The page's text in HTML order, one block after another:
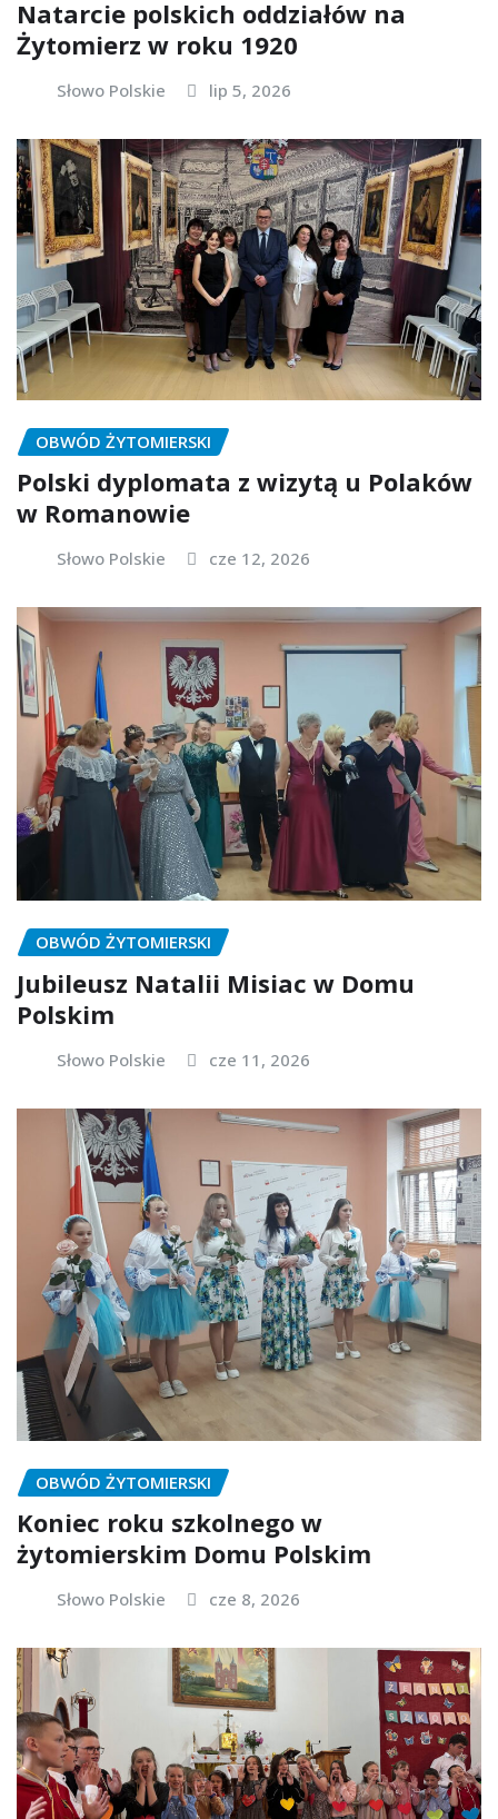
Natarcie polskich oddziałów na
Żytomierz w roku 1920
Słowo Polskie lip 5, 2026
OBWÓD ŻYTOMIERSKI
Polski dyplomata z wizytą u Polaków
w Romanowie
Słowo Polskie cze 12, 2026
OBWÓD ŻYTOMIERSKI
Jubileusz Natalii Misiac w Domu
Polskim
Słowo Polskie cze 11, 2026
OBWÓD ŻYTOMIERSKI
Koniec roku szkolnego w
żytomierskim Domu Polskim
Słowo Polskie cze 8, 2026